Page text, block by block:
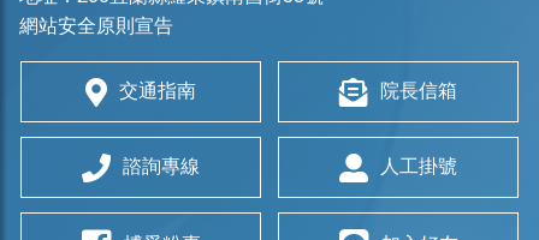
網站安全原則宣告
交通指南 院長信箱
諮詢專線 人工掛號